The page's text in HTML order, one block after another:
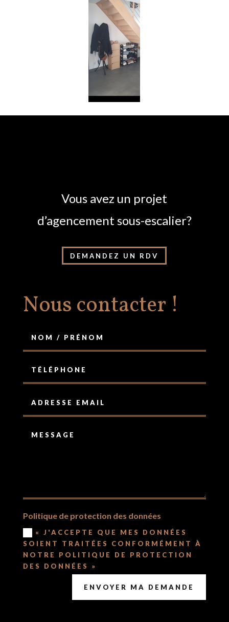
Vous avez un projet
d’agencement sous-escalier?
DEMANDEZ UN RDV
Nous contacter !
Politique de protection des données
« J'ACCEPTE QUE MES DONNÉES
SOIENT TRAITÉES CONFORMÉMENT À
NOTRE POLITIQUE DE PROTECTION
DES DONNÉES »
ENVOYER MA DEMANDE